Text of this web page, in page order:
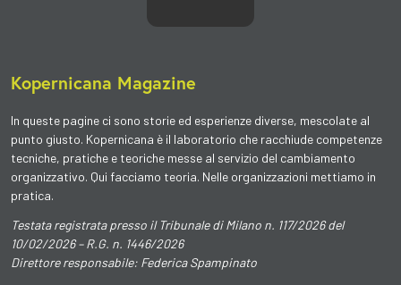
Kopernicana Magazine
In queste pagine ci sono storie ed esperienze diverse, mescolate al
punto giusto. Kopernicana è il laboratorio che racchiude competenze
tecniche, pratiche e teoriche messe al servizio del cambiamento
organizzativo. Qui facciamo teoria. Nelle organizzazioni mettiamo in
pratica.
Testata registrata presso il Tribunale di Milano n. 117/2026 del
10/02/2026 – R.G. n. 1446/2026
Direttore responsabile: Federica Spampinato